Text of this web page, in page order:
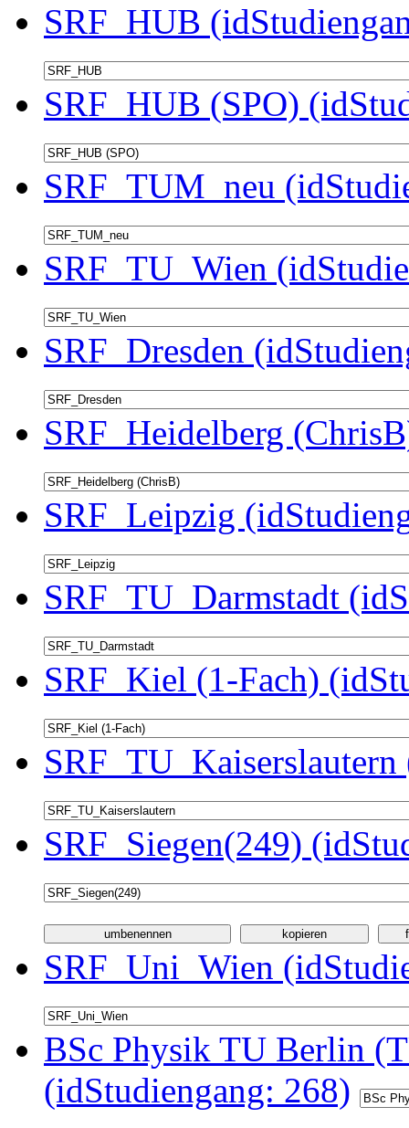
SRF_HUB
SRF_HUB (SPO)
SRF_TUM_neu
SRF_TU_Wien
SRF_Dresden
SRF_Heidelberg
SRF_Leipzig
SRF_TU_Darmstadt
SRF_Kiel (1-Fach)
SRF_Siegen(249)
SRF_Uni_Wien
BSc Physik TU Berlin
(idStudiengang: 268)